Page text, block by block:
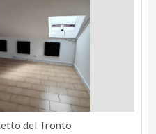
del Tronto